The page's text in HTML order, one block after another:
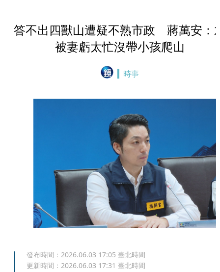
答不出四獸山遭疑不熟市政 蔣萬安：
被妻虧太忙沒帶小孩爬山
時事
發布時間： 2026.06.03 17:05 臺北時間
更新時間： 2026.06.03 17:31 臺北時間